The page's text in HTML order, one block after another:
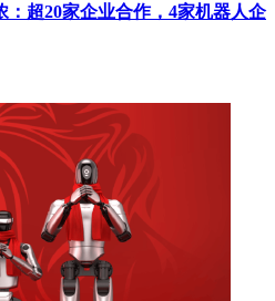
：超20家企业合作，4家机器人企